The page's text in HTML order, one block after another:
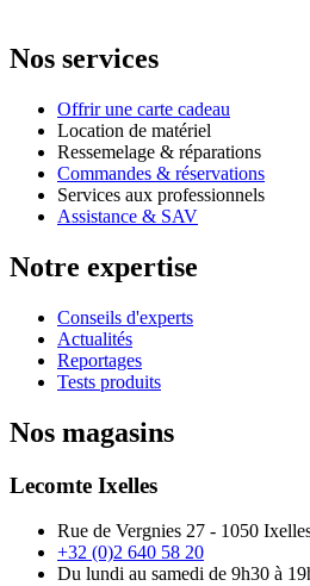
Nos services
Offrir une carte cadeau
Location de matériel
Ressemelage & réparations
Commandes & réservations
Services aux professionnels
Assistance & SAV
Notre expertise
Conseils d'experts
Actualités
Reportages
Tests produits
Nos magasins
Lecomte Ixelles
Rue de Vergnies 27 - 1050
+32 (0)2 640 58 20
Du lundi au samedi de 9h30 à